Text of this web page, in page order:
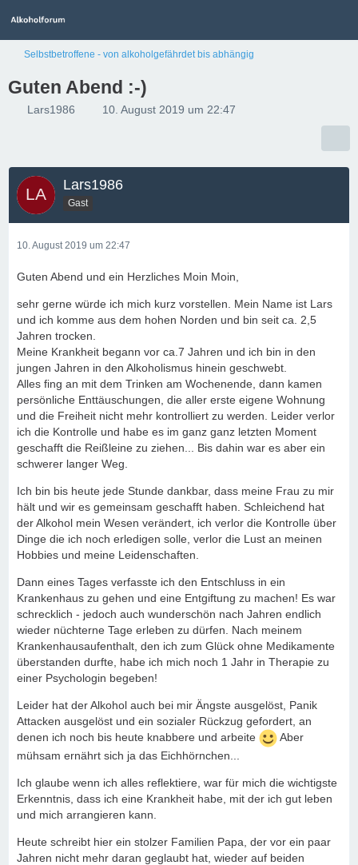
Selbstbetroffene - von alkoholgefährdet bis abhängig
Guten Abend :-)
Lars1986 10. August 2019 um 22:47
Lars1986
Gast
10. August 2019 um 22:47
Guten Abend und ein Herzliches Moin Moin,
sehr gerne würde ich mich kurz vorstellen. Mein Name ist Lars
und ich komme aus dem hohen Norden und bin seit ca. 2,5
Jahren trocken.
Meine Krankheit begann vor ca.7 Jahren und ich bin in den
jungen Jahren in den Alkoholismus hinein geschwebt.
Alles fing an mit dem Trinken am Wochenende, dann kamen
persönliche Enttäuschungen, die aller erste eigene Wohnung
und die Freiheit nicht mehr kontrolliert zu werden. Leider verlor
ich die Kontrolle und habe es im ganz ganz letzten Moment
geschafft die Reißleine zu ziehen... Bis dahin war es aber ein
schwerer langer Weg.
Ich bin bis heute jede Stunde dankbar, dass meine Frau zu mir
hält und wir es gemeinsam geschafft haben. Schleichend hat
der Alkohol mein Wesen verändert, ich verlor die Kontrolle über
Dinge die ich noch erledigen solle, verlor die Lust an meinen
Hobbies und meine Leidenschaften.
Dann eines Tages verfasste ich den Entschluss in ein
Krankenhaus zu gehen und eine Entgiftung zu machen! Es war
schrecklich - jedoch auch wunderschön nach Jahren endlich
wieder nüchterne Tage erleben zu dürfen. Nach meinem
Krankenhausaufenthalt, den ich zum Glück ohne Medikamente
überstanden durfte, habe ich mich noch 1 Jahr in Therapie zu
einer Psychologin begeben!
Leider hat der Alkohol auch bei mir Ängste ausgelöst, Panik
Attacken ausgelöst und ein sozialer Rückzug gefordert, an
denen ich noch bis heute knabbere und arbeite
Aber
mühsam ernährt sich ja das Eichhörnchen...
Ich glaube wenn ich alles reflektiere, war für mich die wichtigste
Erkenntnis, dass ich eine Krankheit habe, mit der ich gut leben
und mich arrangieren kann.
Heute schreibt hier ein stolzer Familien Papa, der vor ein paar
Jahren nicht mehr daran geglaubt hat, wieder auf beiden